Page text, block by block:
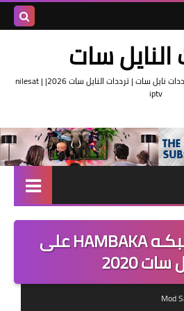
النايل سات
ترددات النايل سات | تردد قناة | ترددات نايل سات | ترددات النايل سات 2026| nilesat |
iptv
تردد واحد لجميع قنوات النايل
سات
اقوى ترددات النايل سات
تردد قناة همبكـه HAMBAKA على
سات 2020
Mod